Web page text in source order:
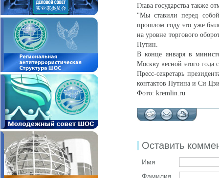
Глава государства также
"Мы ставили перед
прошлом году это уже
на уровне торгового
Путин.
В конце января в
Москву весной этого
Пресс-секретарь
контактов Путина и Си
Фото: kremlin.ru
Оставить
Имя
Фамилия